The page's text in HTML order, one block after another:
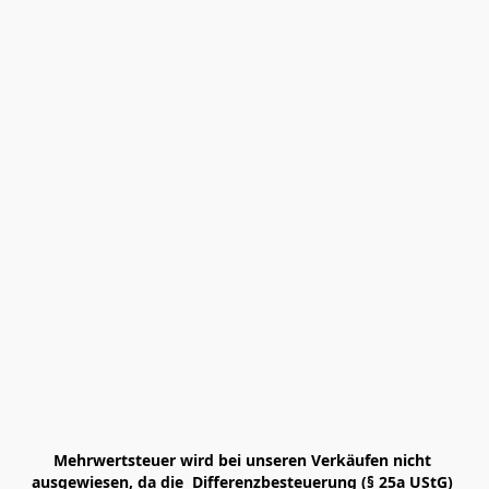
Mehrwertsteuer wird bei unseren Verkäufen nicht
ausgewiesen, da die  Differenzbesteuerung (§ 25a UStG)